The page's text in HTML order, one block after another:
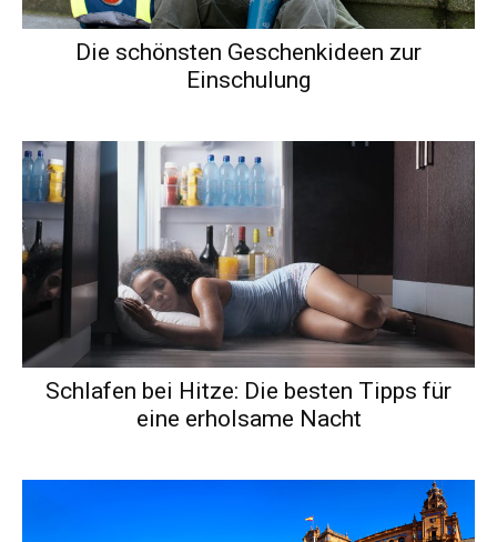
Die schönsten Geschenkideen zur
Einschulung
Schlafen bei Hitze: Die besten Tipps für
eine erholsame Nacht